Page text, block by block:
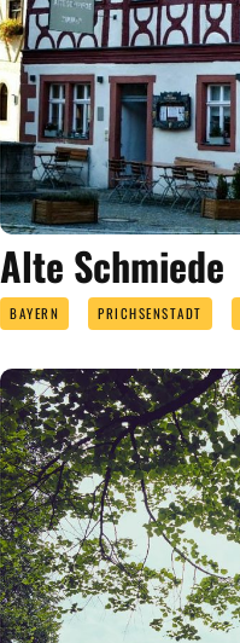
Alte Schmiede
BAYERN PRICHSENSTADT